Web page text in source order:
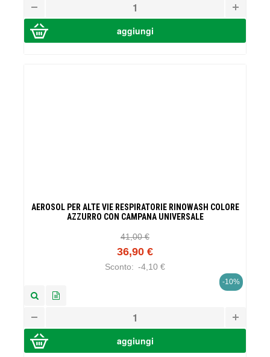
AEROSOL PER ALTE VIE RESPIRATORIE RINOWASH COLORE
AZZURRO CON CAMPANA UNIVERSALE
41,00 €
36,90 €
Sconto: -4,10 €
-10%